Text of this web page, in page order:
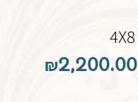
₪2,200.00